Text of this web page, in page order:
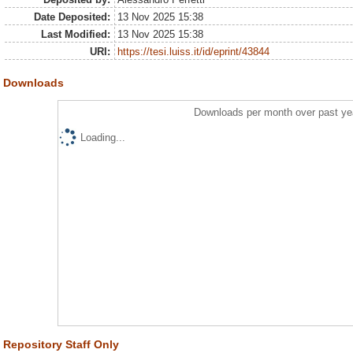
Date Deposited:
13 Nov 2025 15:38
Last Modified:
13 Nov 2025 15:38
URI:
https://tesi.luiss.it/id/eprint/43844
Downloads
Downloads per month over past
Loading...
Repository Staff Only